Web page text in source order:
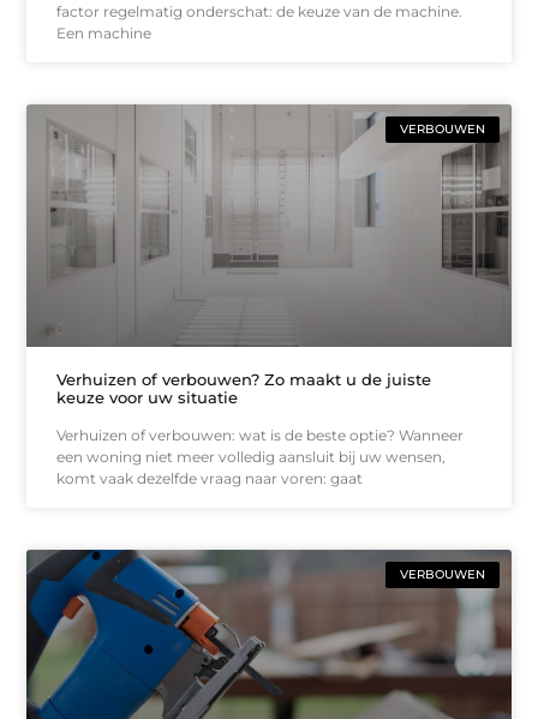
factor regelmatig onderschat: de keuze van de machine.
Een machine
VERBOUWEN
Verhuizen of verbouwen? Zo maakt u de juiste
keuze voor uw situatie
Verhuizen of verbouwen: wat is de beste optie? Wanneer
een woning niet meer volledig aansluit bij uw wensen,
komt vaak dezelfde vraag naar voren: gaat
VERBOUWEN